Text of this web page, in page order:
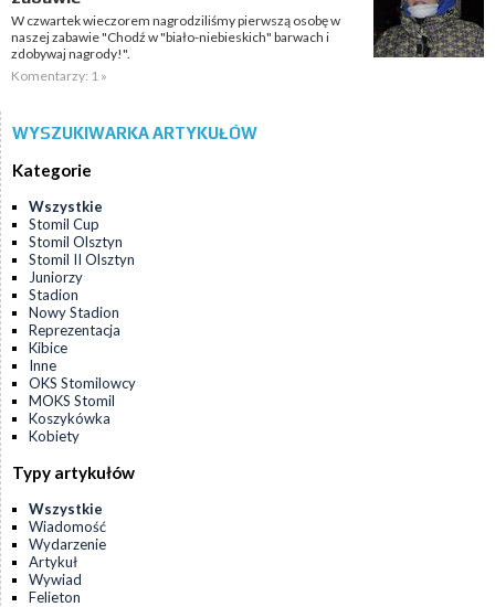
W czwartek wieczorem nagrodziliśmy pierwszą osobę w
naszej zabawie "Chodź w "biało-niebieskich" barwach i
zdobywaj nagrody!".
Komentarzy: 1 »
WYSZUKIWARKA ARTYKUŁÓW
Kategorie
Wszystkie
Stomil Cup
Stomil Olsztyn
Stomil II Olsztyn
Juniorzy
Stadion
Nowy Stadion
Reprezentacja
Kibice
Inne
OKS Stomilowcy
MOKS Stomil
Koszykówka
Kobiety
Typy artykułów
Wszystkie
Wiadomość
Wydarzenie
Artykuł
Wywiad
Felieton